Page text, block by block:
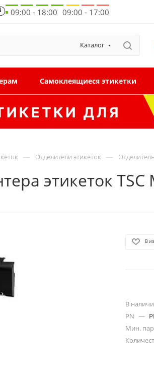
09:00 - 18:00 09:00 - 17:00
Каталог
Самоклеящиеся этикетки
— Отделители этикеток —
этикеток
В
В
PN —
Мин.